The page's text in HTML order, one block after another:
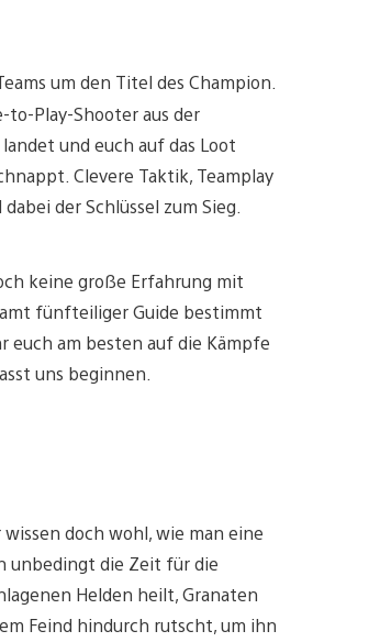
um den Titel des Champion.
Play-Shooter aus der
und euch auf das Loot
Clevere Taktik, Teamplay
der Schlüssel zum Sieg.
keine große Erfahrung mit
fünfteiliger Guide bestimmt
euch am besten auf die Kämpfe
uns beginnen.
doch wohl, wie man eine
unbedingt die Zeit für die
Helden heilt, Granaten
Feind hindurch rutscht, um ihn